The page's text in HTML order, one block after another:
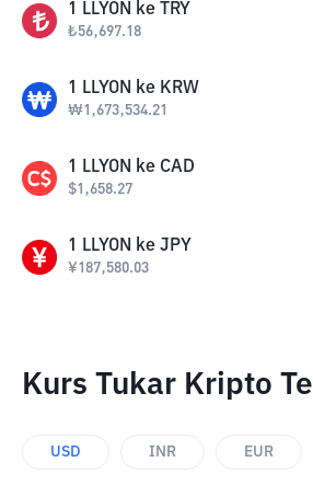
1 LLYON ke TRY
₺56,697.18
1 LLYON ke KRW
₩1,673,534.21
1 LLYON ke CAD
$1,658.27
1 LLYON ke JPY
¥187,580.03
Kurs Tukar Kripto
USD INR EUR